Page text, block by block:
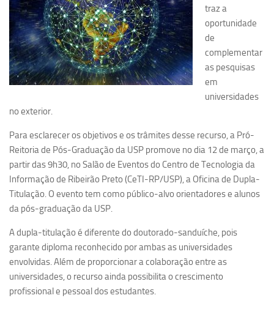
Carreira Docente de Impacto
Ciência, Arte, Educação e Sociedade: CienArtES
Grupo de Estudos Avançados em Tecnologia e Informação
em Saúde com foco em Populações Vulneráveis
(Confluencia)
Grupos de Pesquisa
Criminologia Experimental e Segurança Pública
Direito e Tecnologia (Tech Law)
Grupo de Pesquisa GPUBLIC – Centro de Estudos em Gestão
e Políticas Públicas Contemporâneas
Grupos de pesquisa encerrados
Daniel Domingues dos Santos
Programas Ano Sabático Encerrados
traz a
oportunidade
de
complementar
as pesquisas
em
universidades
no exterior.
Para esclarecer os objetivos e os trâmites desse recurso, a Pró-
Reitoria de Pós-Graduação da USP promove no dia 12 de março, a
partir das 9h30, no Salão de Eventos do Centro de Tecnologia da
Informação de Ribeirão Preto (CeTI-RP/USP), a Oficina de Dupla-
Titulação. O evento tem como público-alvo orientadores e alunos
da pós-graduação da USP.
A dupla-titulação é diferente do doutorado-sanduíche, pois
garante diploma reconhecido por ambas as universidades
envolvidas. Além de proporcionar a colaboração entre as
universidades, o recurso ainda possibilita o crescimento
profissional e pessoal dos estudantes.